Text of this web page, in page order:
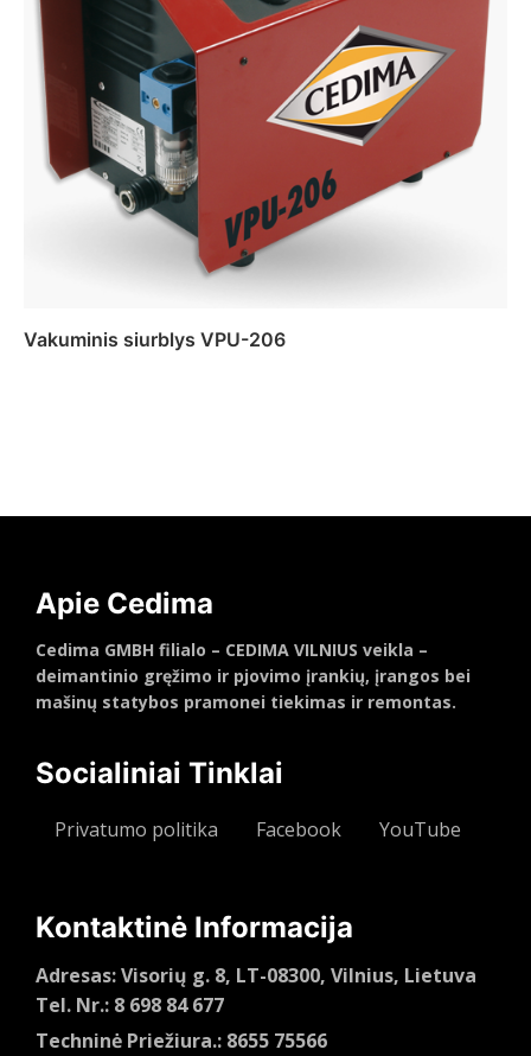
Vakuminis siurblys VPU-206
Apie Cedima
Cedima GMBH filialo – CEDIMA VILNIUS veikla –
deimantinio gręžimo ir pjovimo įrankių, įrangos bei
mašinų statybos pramonei tiekimas ir remontas.
Socialiniai Tinklai
Privatumo politika Facebook YouTube
Kontaktinė Informacija
Adresas: Visorių g. 8, LT-08300, Vilnius, Lietuva
Tel. Nr.: 8 698 84 677
Techninė Priežiura.: 8655 75566